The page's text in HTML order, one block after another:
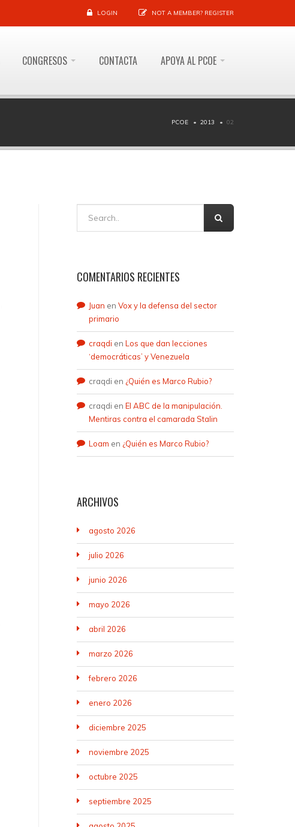
LOGIN NOT A MEMBER? REGISTER
CONGRESOS CONTACTA APOYA AL PCOE
PCOE 2013 02
COMENTARIOS RECIENTES
Juan en Vox y la defensa del sector
primario
craqdi en Los que dan lecciones
‘democráticas’ y Venezuela
craqdi en ¿Quién es Marco Rubio?
craqdi en El ABC de la manipulación.
Mentiras contra el camarada Stalin
Loam en ¿Quién es Marco Rubio?
ARCHIVOS
agosto 2026
julio 2026
junio 2026
mayo 2026
abril 2026
marzo 2026
febrero 2026
enero 2026
diciembre 2025
noviembre 2025
octubre 2025
septiembre 2025